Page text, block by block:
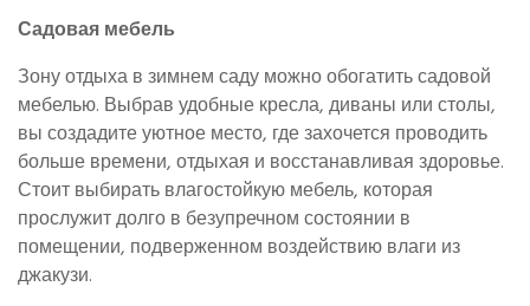
Садовая мебель
Зону отдыха в зимнем саду можно обогатить садовой
мебелью. Выбрав удобные кресла, диваны или столы,
вы создадите уютное место, где захочется проводить
больше времени, отдыхая и восстанавливая здоровье.
Стоит выбирать влагостойкую мебель, которая
прослужит долго в безупречном состоянии в
помещении, подверженном воздействию влаги из
джакузи.